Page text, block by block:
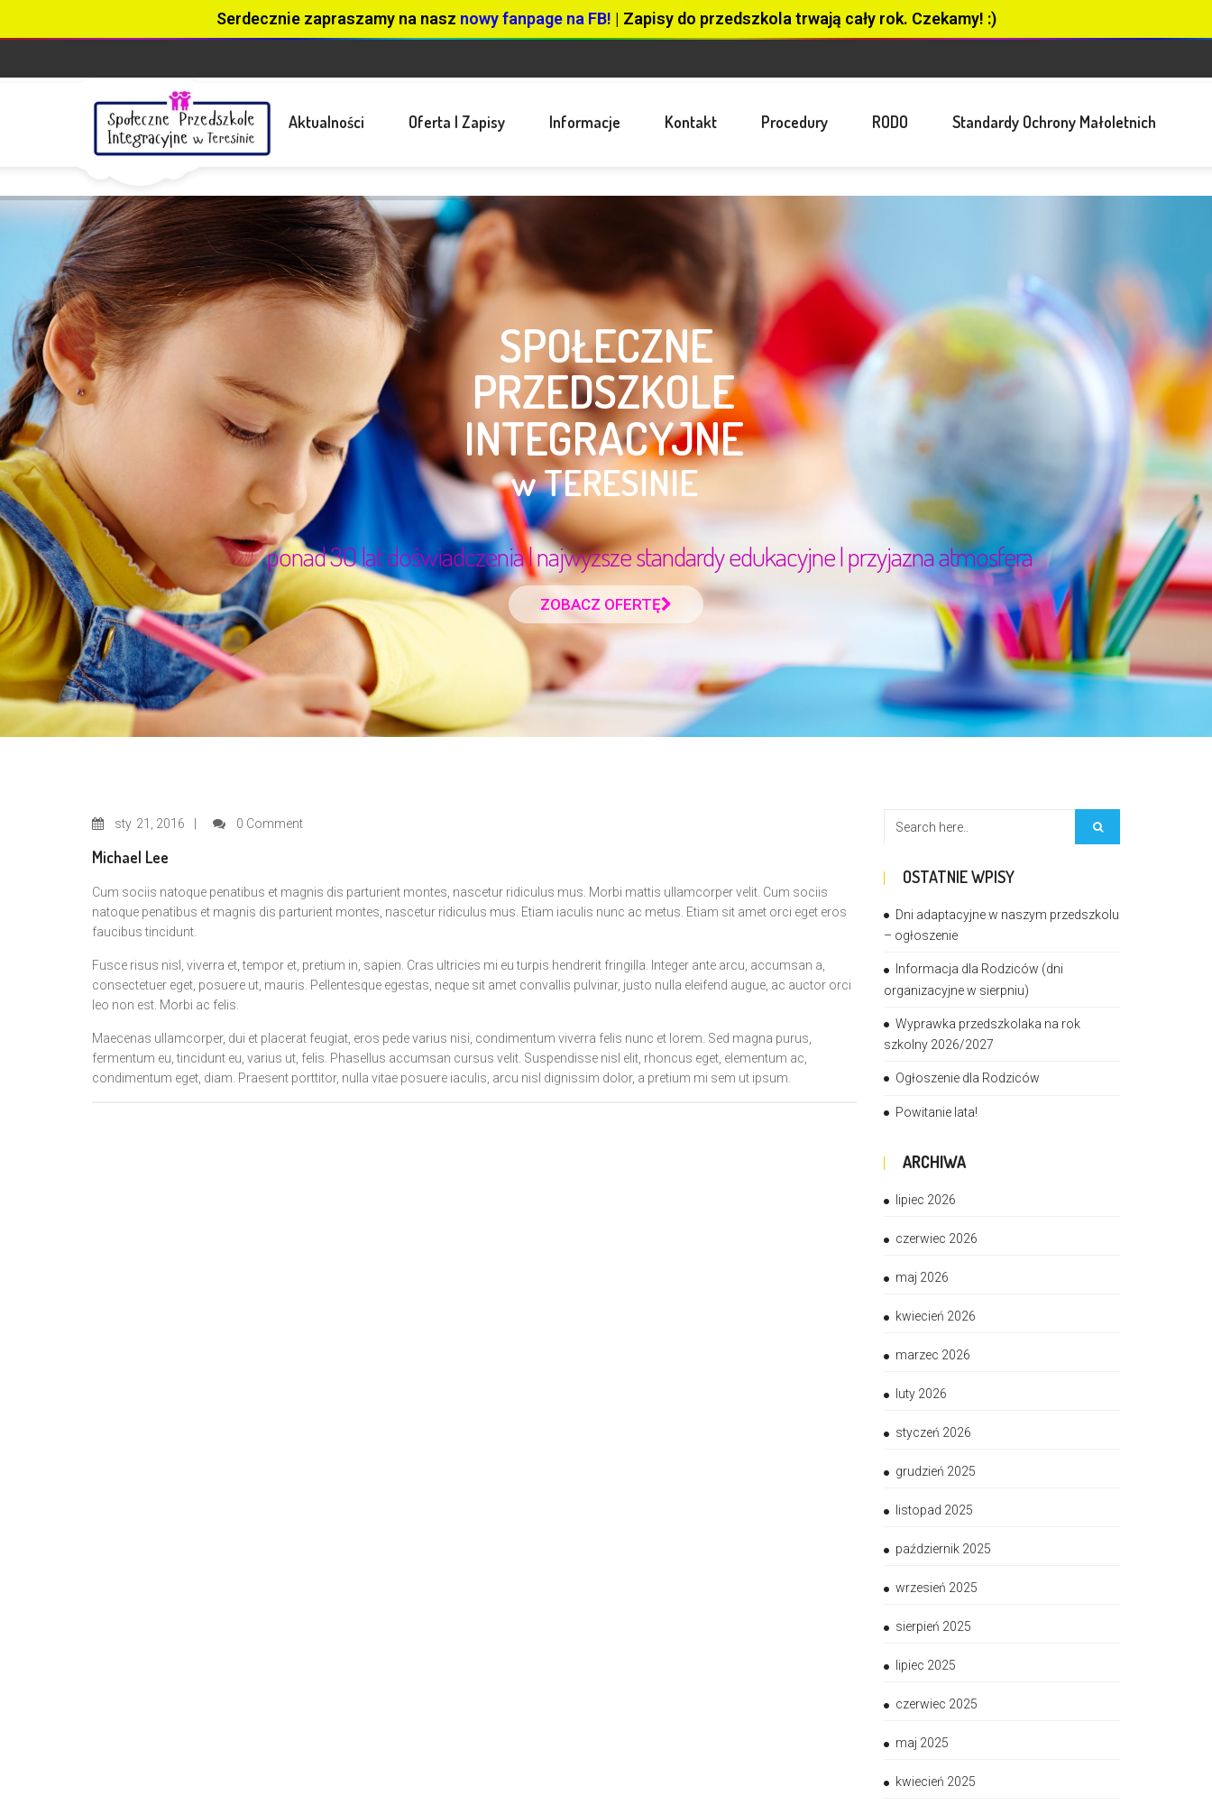
Serdecznie zapraszamy na nasz nowy fanpage na FB! | Zapisy do przedszkola trwają cały rok. Czekamy! :)
Aktualności Oferta I Zapisy Informacje Kontakt Procedury RODO Standardy Ochrony Małoletnich
sty 21, 2016 0 Comment
Michael Lee
Cum sociis natoque penatibus et magnis dis parturient montes, nascetur ridiculus mus. Morbi mattis ullamcorper velit. Cum sociis
natoque penatibus et magnis dis parturient montes, nascetur ridiculus mus. Etiam iaculis nunc ac metus. Etiam sit amet orci eget eros
faucibus tincidunt.
Fusce risus nisl, viverra et, tempor et, pretium in, sapien. Cras ultricies mi eu turpis hendrerit fringilla. Integer ante arcu, accumsan a,
consectetuer eget, posuere ut, mauris. Pellentesque egestas, neque sit amet convallis pulvinar, justo nulla eleifend augue, ac auctor orci
leo non est. Morbi ac felis.
Maecenas ullamcorper, dui et placerat feugiat, eros pede varius nisi, condimentum viverra felis nunc et lorem. Sed magna purus,
fermentum eu, tincidunt eu, varius ut, felis. Phasellus accumsan cursus velit. Suspendisse nisl elit, rhoncus eget, elementum ac,
condimentum eget, diam. Praesent porttitor, nulla vitae posuere iaculis, arcu nisl dignissim dolor, a pretium mi sem ut ipsum.
OSTATNIE WPISY
Dni adaptacyjne w naszym przedszkolu
– ogłoszenie
Informacja dla Rodziców (dni
organizacyjne w sierpniu)
Wyprawka przedszkolaka na rok
szkolny 2026/2027
Ogłoszenie dla Rodziców
Powitanie lata!
ARCHIWA
lipiec 2026
czerwiec 2026
maj 2026
kwiecień 2026
marzec 2026
luty 2026
styczeń 2026
grudzień 2025
listopad 2025
październik 2025
wrzesień 2025
sierpień 2025
lipiec 2025
czerwiec 2025
maj 2025
kwiecień 2025